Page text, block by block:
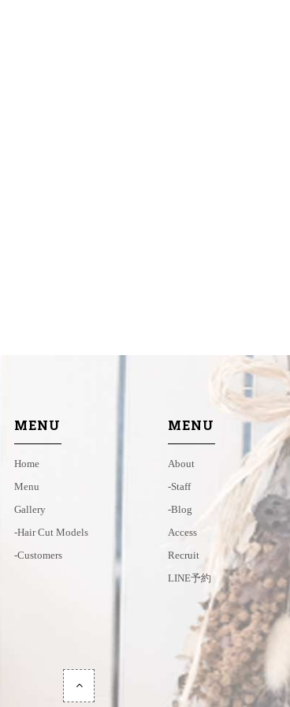
MENU
Home
Menu
Gallery
-hair Cut Models
-customers
MENU
About
-staff
-blog
Access
Recruit
LINE予約